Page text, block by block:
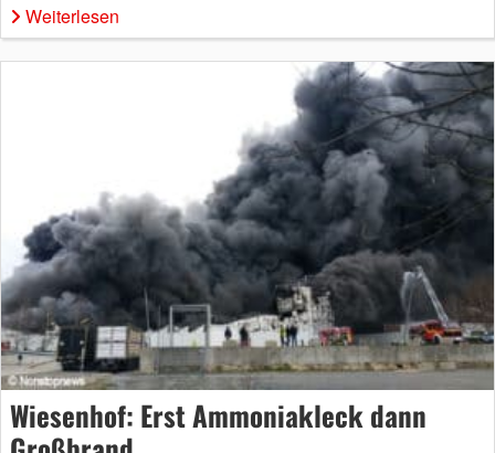
Weiterlesen
Wiesenhof: Erst Ammoniakleck dann